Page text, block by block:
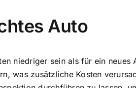
Auto
niedriger sein als für ein
was zusätzliche Kosten